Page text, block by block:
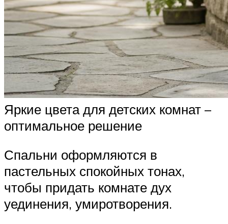
Яркие цвета для детских комнат –
оптимальное решение
Спальни оформляются в
пастельных спокойных тонах,
чтобы придать комнате дух
уединения, умиротворения.